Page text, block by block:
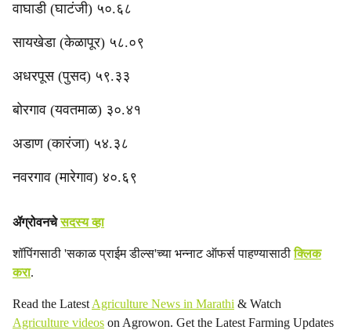
वाघाडी (घाटंजी) ५०.६८
सायखेडा (केळापूर) ५८.०९
अधरपूस (पुसद) ५९.३३
बोरगाव (यवतमाळ) ३०.४१
अडाण (कारंजा) ५४.३८
नवरगाव (मारेगाव) ४०.६९
ॲग्रोवनचेसदस्य व्हा
शॉपिंगसाठी 'सकाळ प्राईम डील्स'च्या भन्नाट ऑफर्स पाहण्यासाठीक्लिक
करा.
Read the Latest Agriculture News in Marathi & Watch
Agriculture videos on Agrowon. Get the Latest Farming Updates